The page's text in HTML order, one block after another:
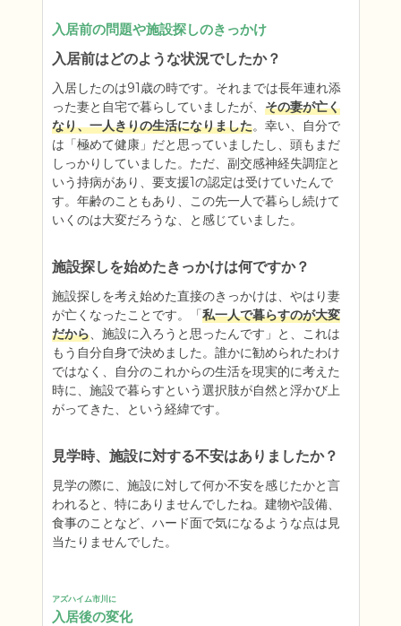
入居前の問題や施設探しのきっかけ
入居前はどのような状況でしたか？
入居したのは91歳の時です。それまでは長年連れ添
った妻と自宅で暮らしていましたが、 その妻が亡く
なり、一人きりの生活になりました。幸い、自分で
は「極めて健康」だと思っていましたし、頭もまだ
しっかりしていました。ただ、副交感神経失調症と
いう持病があり、要支援1の認定は受けていたんで
す。年齢のこともあり、この先一人で暮らし続けて
いくのは大変だろうな、と感じていました。
施設探しを始めたきっかけは何ですか？
施設探しを考え始めた直接のきっかけは、やはり妻
が亡くなったことです。「私一人で暮らすのが大変
だから、施設に入ろうと思ったんです」と、これは
もう自分自身で決めました。誰かに勧められたわけ
ではなく、自分のこれからの生活を現実的に考えた
時に、施設で暮らすという選択肢が自然と浮かび上
がってきた、という経緯です。
見学時、施設に対する不安はありましたか？
見学の際に、施設に対して何か不安を感じたかと言
われると、特にありませんでしたね。建物や設備、
食事のことなど、ハード面で気になるような点は見
当たりませんでした。
アズハイム市川に
入居後の変化